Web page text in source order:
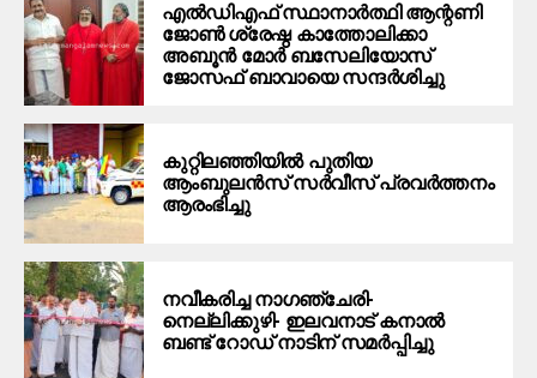
എൽഡിഎഫ് സ്ഥാനാർത്ഥി ആന്റണി
ജോൺ ശ്രേഷ്ഠ കാത്തോലിക്കാ
അബൂൻ മോർ ബസേലിയോസ്
ജോസഫ് ബാവായെ സന്ദർശിച്ചു
കുറ്റിലഞ്ഞിയിൽ പുതിയ
ആംബുലൻസ് സർവീസ് പ്രവർത്തനം
ആരംഭിച്ചു
നവീകരിച്ച നാഗഞ്ചേരി-
നെല്ലിക്കുഴി- ഇലവനാട് കനാൽ
ബണ്ട് റോഡ് നാടിന് സമർപ്പിച്ചു